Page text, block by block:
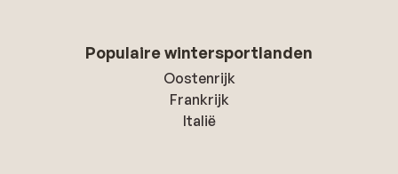
Populaire wintersportlanden
Oostenrijk
Frankrijk
Italië